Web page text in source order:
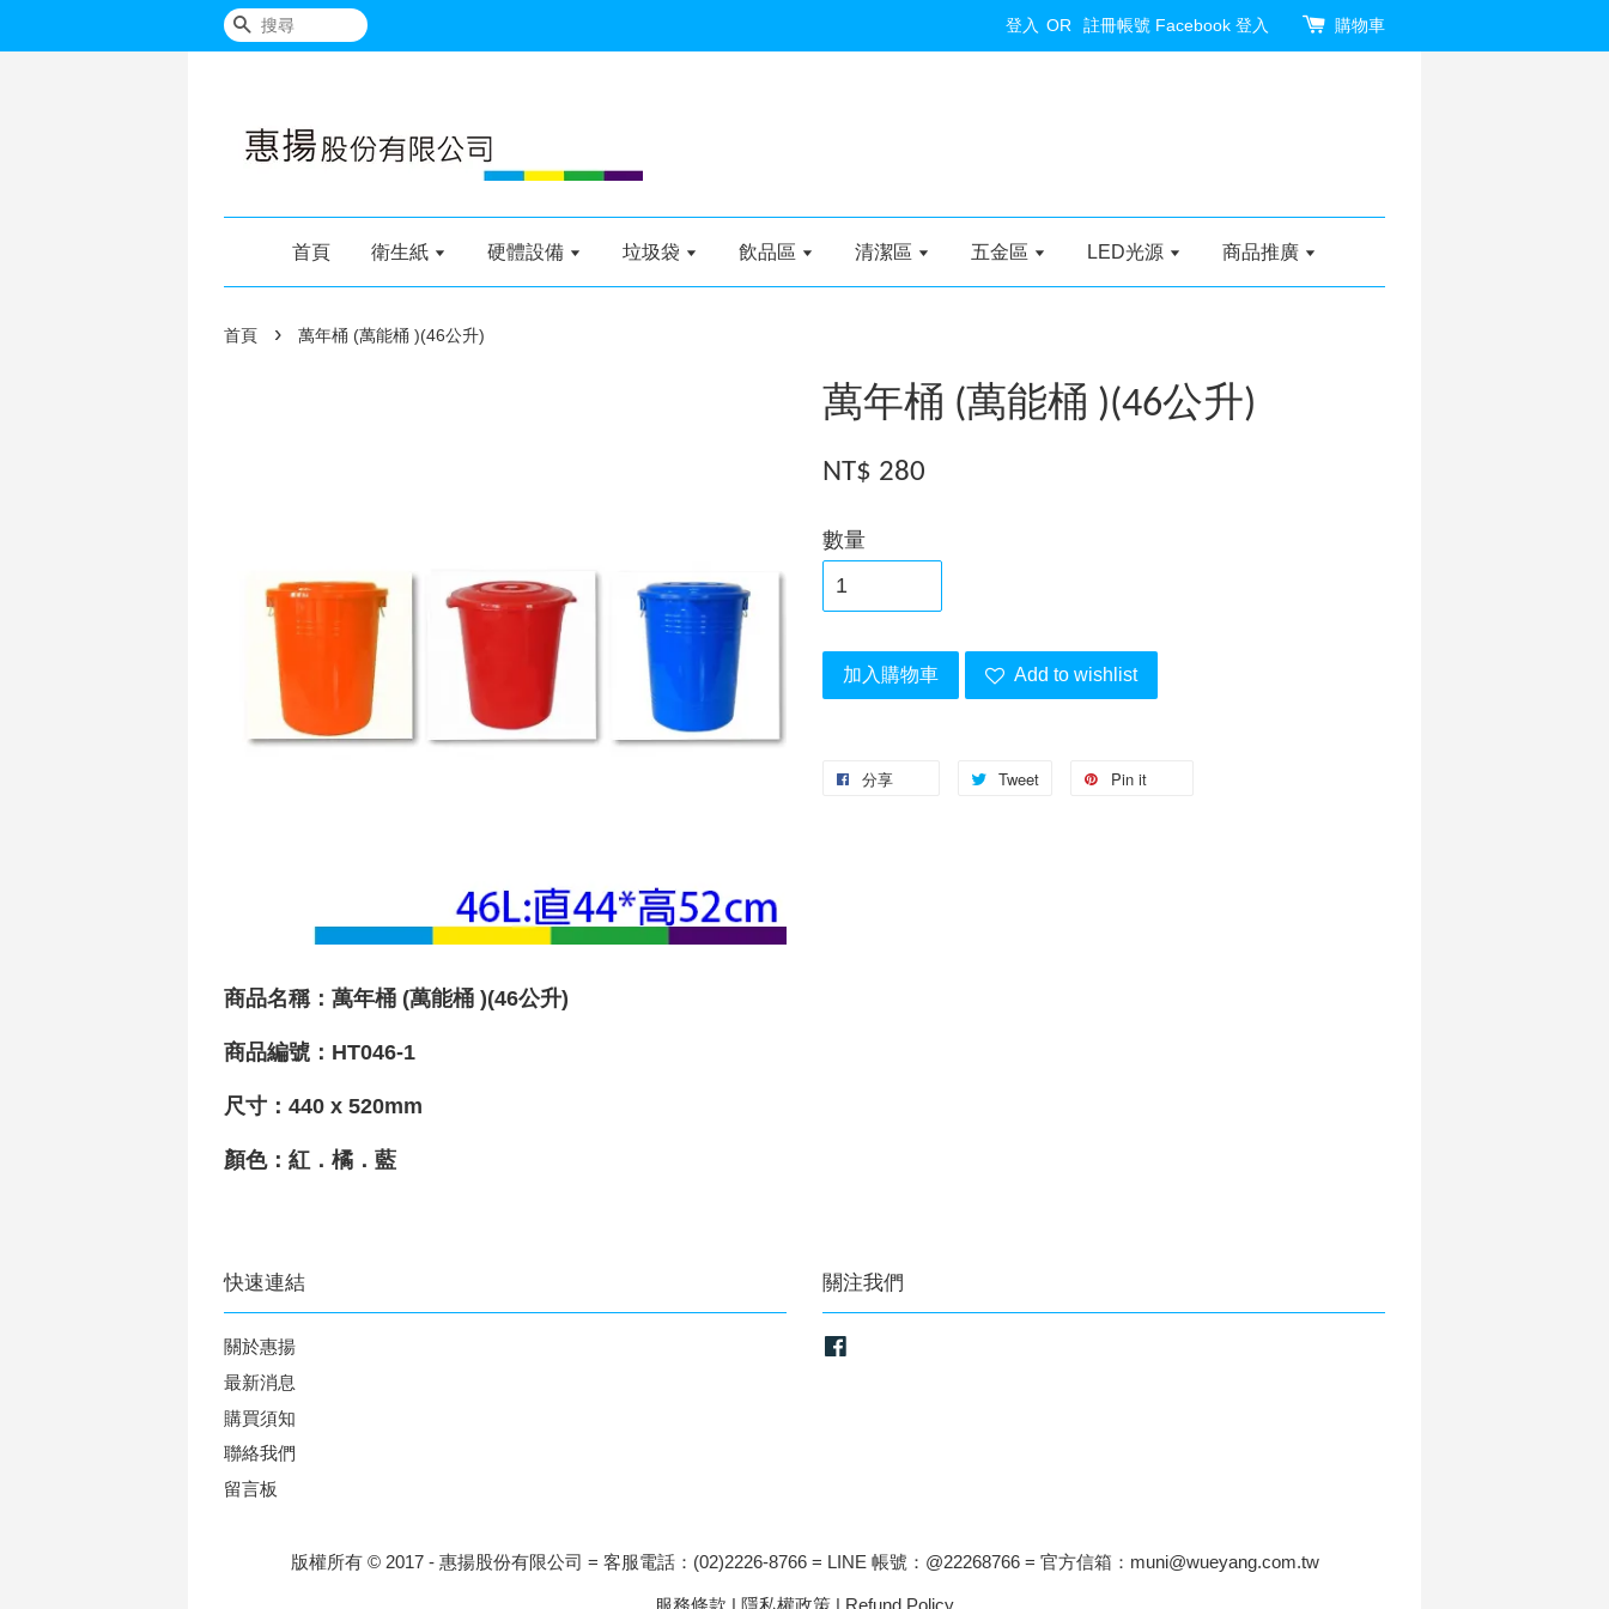
搜尋 登入 OR 註冊帳號 Facebook 登入 購物車
首頁 衛生紙 硬體設備 垃圾袋 飲品區 清潔區 五金區 LED光源 商品推廣
首頁 › 萬年桶 (萬能桶 )(46公升)
萬年桶 (萬能桶 )(46公升)
NT$ 280
數量
加入購物車 Add to wishlist
分享 Tweet Pin it
商品名稱：萬年桶 (萬能桶 )(46公升)
商品編號：HT046-1
尺寸：440 x 520mm
顏色：紅．橘．藍
快速連結
關於惠揚
最新消息
購買須知
聯絡我們
留言板
關注我們
版權所有 © 2017 - 惠揚股份有限公司 = 客服電話：(02)2226-8766 = LINE 帳號：@22268766 = 官方信箱：muni@wueyang.com.tw
服務條款 | 隱私權政策 | Refund Policy